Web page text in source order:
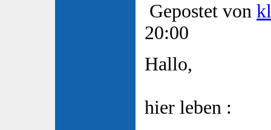
Gepostet von
20:00
Hallo,
hier leben :